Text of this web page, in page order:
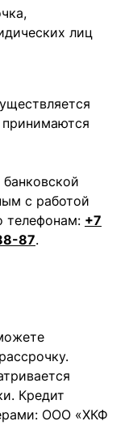
лиц
с работой
телефонам: +7
87.
Кредит
ООО «ХКФ